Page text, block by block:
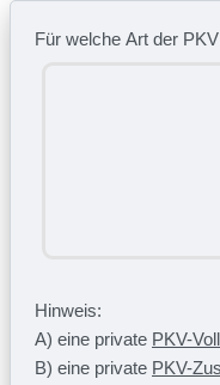
Für welche Art der
Hinweis:
A) eine private PKV-
B) eine private PKV-